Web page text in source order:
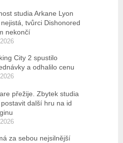
studia Arkane Lyon
tvůrci Dishonored
nekončí
City 2 spustilo
a odhalilo cenu
přežije. Zbytek studia
další hru na id
za sebou nejsilnější